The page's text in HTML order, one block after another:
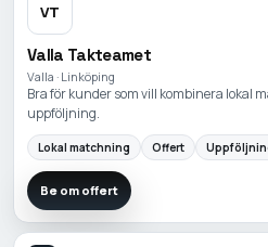
VT
Valla Takteamet
Valla · Linköping
Bra för kunder som vill kombinera lokal
uppföljning.
Lokal matchning Offert
Be om offert